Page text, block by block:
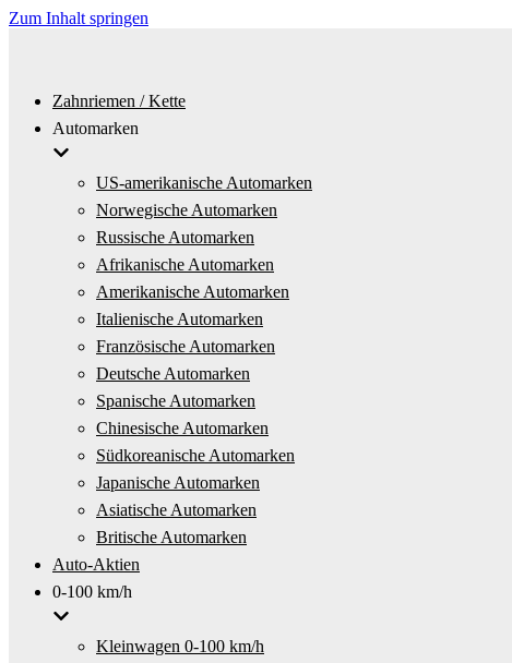
Zum Inhalt springen
Zahnriemen / Kette
Automarken
US-amerikanische Automarken
Norwegische Automarken
Russische Automarken
Afrikanische Automarken
Amerikanische Automarken
Italienische Automarken
Französische Automarken
Deutsche Automarken
Spanische Automarken
Chinesische Automarken
Südkoreanische Automarken
Japanische Automarken
Asiatische Automarken
Britische Automarken
Auto-Aktien
0-100 km/h
Kleinwagen 0-100 km/h